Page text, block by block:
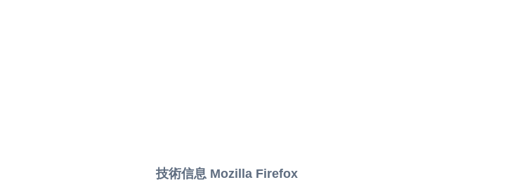
技術信息 Mozilla Firefox